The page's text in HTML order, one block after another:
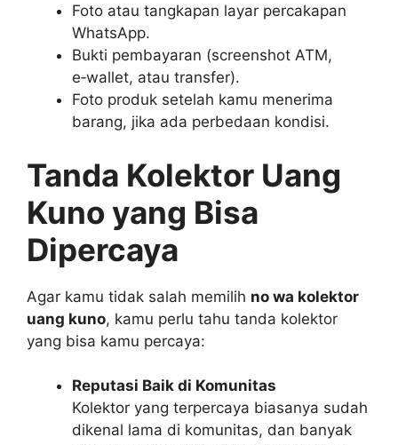
Foto atau tangkapan layar percakapan
WhatsApp.
Bukti pembayaran (screenshot ATM,
e‑wallet, atau transfer).
Foto produk setelah kamu menerima
barang, jika ada perbedaan kondisi.
Tanda Kolektor Uang
Kuno yang Bisa
Dipercaya
Agar kamu tidak salah memilih no wa kolektor
uang kuno, kamu perlu tahu tanda kolektor
yang bisa kamu percaya:
Reputasi Baik di Komunitas
Kolektor yang terpercaya biasanya sudah
dikenal lama di komunitas, dan banyak